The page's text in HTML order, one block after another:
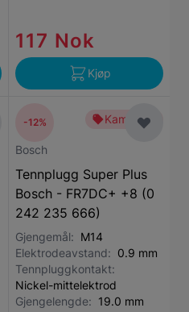
117 Nok
Kjøp
Kampanje
Bosch
Tennplugg Super Plus
Bosch - FR7DC+ +8 (0
242 235 666)
Gjengemål: M14
Elektrodeavstand: 0.9 mm
Tennpluggkontakt:
Nickel-mittelektrod
Gjengelengde: 19.0 mm
-12%